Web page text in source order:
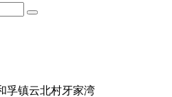
孚镇云北村牙家湾